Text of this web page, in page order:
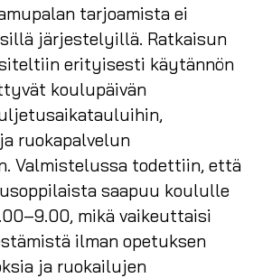
tarjoamista ei
järjestelyillä. Ratkaisun
erityisesti käytännön
koulupäivän
ruokapalvelun
Valmistelussa todettiin, että
saapuu koululle
mikä vaikeuttaisi
ilman opetuksen
ja ruokailujen